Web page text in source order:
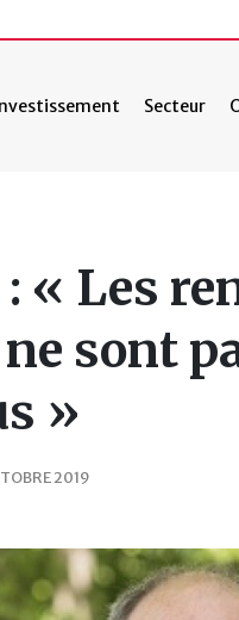
Secteur
« Les
sont
»
2019